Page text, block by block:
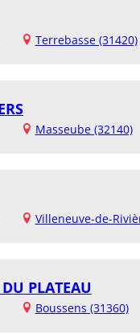
Terrebasse (31420)
Masseube (32140)
Villeneuve-de-
PLATEAU
Boussens (31360)